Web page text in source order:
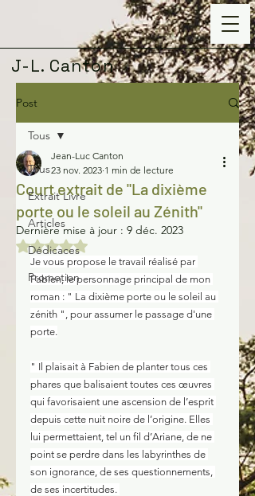
J-L. Canton
Post
Tous
Extrait Livre
Articles
Dédicaces
Promotion
Tous
Court extrait de "La dixième
porte ou le soleil au Zénith"
Jean-Luc Canton
23 nov. 2023 1 min de lecture
Dernière mise à jour : 9 déc. 2023
Noté NaN étoiles sur 5.
Je vous propose le travail réalisé par
Fabien, le personnage principal de mon
roman : " La dixième porte ou le soleil au
zénith ", pour assumer le passage d'une
porte.
" Il plaisait à Fabien de planter tous ces
phares que balisaient toutes ces œuvres
qui favorisaient une ascension de l’esprit
depuis cette nuit noire de l’origine. Elles
lui permettaient, tel un fil d’Ariane, de ne
point se perdre dans les labyrinthes de
son ignorance, de ses questionnements,
de ses incertitudes.